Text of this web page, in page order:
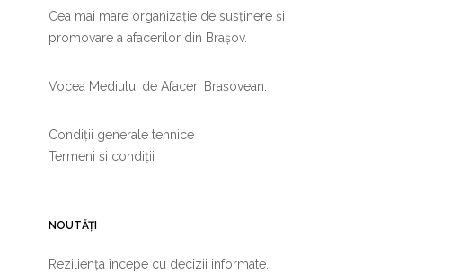
Cea mai mare organizație de susținere și
promovare a afacerilor din Brașov.
Vocea Mediului de Afaceri Brașovean.
Condiții generale tehnice
Termeni și condiții
NOUTĂȚI
Reziliența începe cu decizii informate.